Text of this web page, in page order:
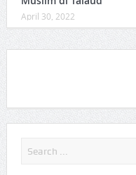
April 30, 2022